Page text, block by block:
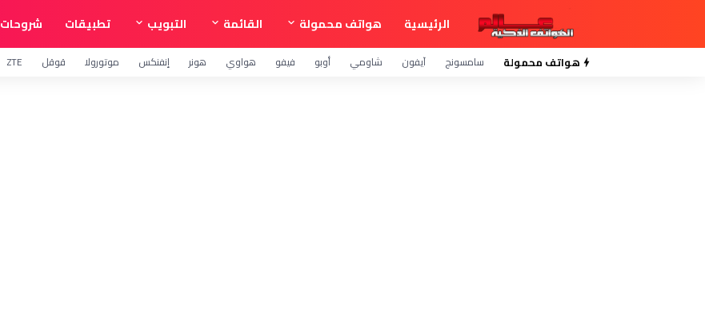
الرئيسية هواتف محمولة القائمة التبويب تطبيقات شروحات
هواتف محمولة سامسونج آيفون شاومي أوبو فيفو هواوي هونر إنفنكس موتورولا قوقل ZTE